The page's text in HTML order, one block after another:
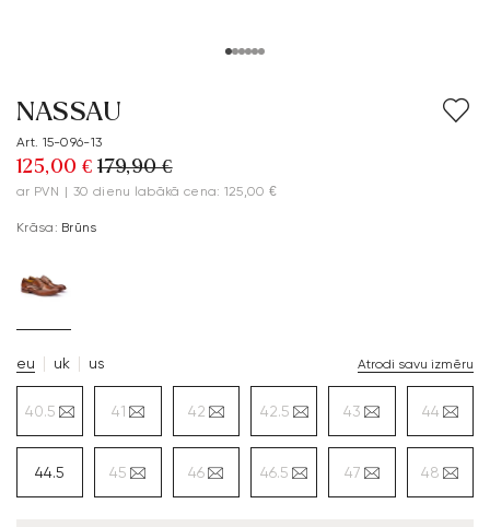
NASSAU
Art. 15-096-13
125,00 € 179,90 €
ar PVN | 30 dienu labākā cena: 125,00 €
Krāsa: Brūns
eu uk us Atrodi savu izmēru
40.5 41 42 42.5 43 44
44.5 45 46 46.5 47 48